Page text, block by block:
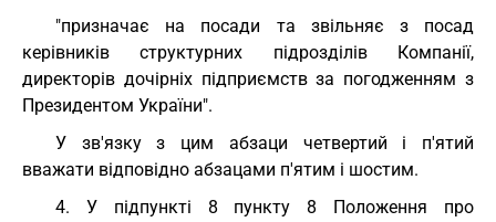
"призначає на посади та звільняє з посад
керівників структурних підрозділів Компанії,
директорів дочірніх підприємств за погодженням з
Президентом України".
У зв'язку з цим абзаци четвертий і п'ятий
вважати відповідно абзацами п'ятим і шостим.
4. У підпункті 8 пункту 8 Положення про